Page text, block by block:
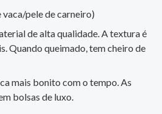
pele de carneiro)
de alta qualidade. A textura é
Quando queimado, tem cheiro de
mais bonito com o tempo. As
bolsas de luxo.